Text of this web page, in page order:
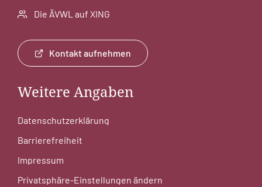
Die ÄVWL auf XING
Kontakt aufnehmen
Weitere Angaben
Datenschutzerklärung
Barrierefreiheit
Impressum
Privatsphäre-Einstellungen ändern